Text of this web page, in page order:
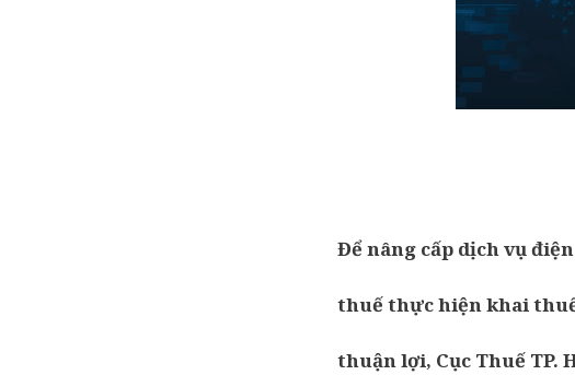
Để nâng cấp dịch vụ
thuế thực hiện khai
thuận lợi, Cục Thuế TP.